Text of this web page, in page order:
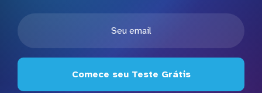
Comece seu Teste Grátis